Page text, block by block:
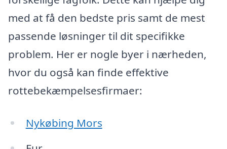
med at få den bedste pris samt de mest
passende løsninger til dit specifikke
problem. Her er nogle byer i nærheden,
hvor du også kan finde effektive
rottebekæmpelsesfirmaer:
Nykøbing Mors